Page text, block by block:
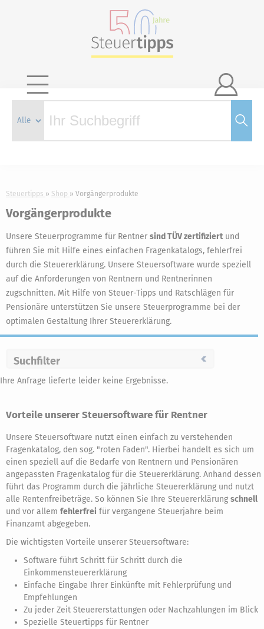

Steuertipps Shop Vorgängerprodukte
Vorgängerprodukte
Unsere Steuerprogramme für Rentner sind TÜV zertifiziertund
führen Sie mit Hilfe eines einfachen Fragenkatalogs, fehlerfrei
durch die Steuererklärung. Unsere Steuersoftware wurde speziell
auf die Anforderungen von Rentnern und Rentnerinnen
zugschnitten. Mit Hilfe von Steuer-Tipps und Ratschlägen für
Pensionäre unterstützen Sie unsere Steuerprogramme bei der
optimalen Gestaltung Ihrer Steuererklärung.
Suchfilter
Ihre Anfrage lieferte leider keine Ergebnisse.
Vorteile unserer Steuersoftware für Rentner
Unsere Steuersoftware nutzt einen einfach zu verstehenden
Fragenkatalog, den sog. "roten Faden". Hierbei handelt es sich um
einen speziell auf die Bedarfe von Rentnern und Pensionären
angepassten Fragenkatalog für die Steuererklärung. Anhand dessen
führt das Programm durch die jährliche Steuererklärung und nutzt
alle Rentenfreibeträge. So können Sie Ihre Steuererklärung schnell
und vor allem fehlerfrei für vergangene Steuerjahre beim
Finanzamt abgegeben.
Die wichtigsten Vorteile unserer Steuersoftware:
Software führt Schritt für Schritt durch die
Einkommensteuererklärung
Einfache Eingabe Ihrer Einkünfte mit Fehlerprüfung und
Empfehlungen
Zu jeder Zeit Steuererstattungen oder Nachzahlungen im Blick
Spezielle Steuertipps für Rentner